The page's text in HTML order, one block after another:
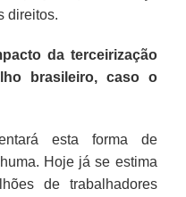
direitos.
da terceirização
brasileiro, caso o
esta forma de
Hoje já se estima
de trabalhadores